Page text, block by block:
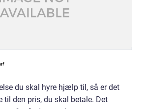
du skal hyre hjælp til, så er det
til den pris, du skal betale. Det